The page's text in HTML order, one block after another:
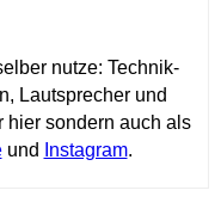
nutze: Technik-
Lautsprecher und
hier sondern auch als
und Instagram.